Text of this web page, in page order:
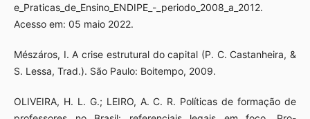
e_Praticas_de_Ensino_ENDIPE_-_periodo_2008_a_2012.
Acesso em: 05 maio 2022.
Mészáros, I. A crise estrutural do capital (P. C. Castanheira, &
S. Lessa, Trad.). São Paulo: Boitempo, 2009.
OLIVEIRA, H. L. G.; LEIRO, A. C. R. Políticas de formação de